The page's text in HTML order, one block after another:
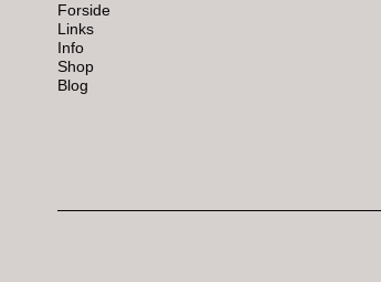
Forside
Links
Info
Shop
Blog